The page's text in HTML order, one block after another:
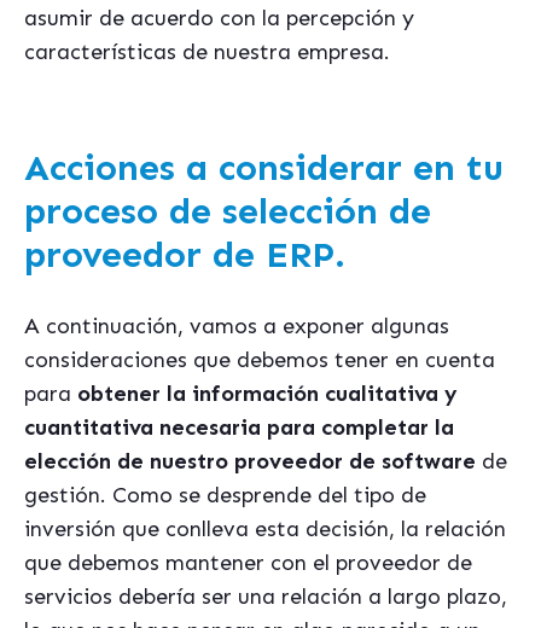
asumir de acuerdo con la percepción y
características de nuestra empresa.
Acciones a considerar en tu
proceso de selección de
proveedor de ERP.
A continuación, vamos a exponer algunas
consideraciones que debemos tener en cuenta
para obtener la información cualitativa y
cuantitativa necesaria para completar la
elección de nuestro proveedor de software de
gestión. Como se desprende del tipo de
inversión que conlleva esta decisión, la relación
que debemos mantener con el proveedor de
servicios debería ser una relación a largo plazo,